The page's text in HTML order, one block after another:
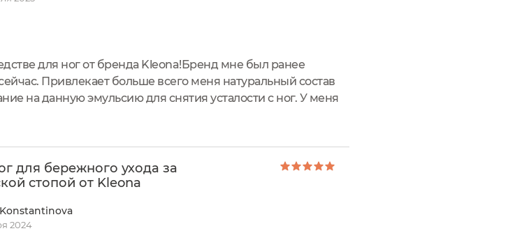
для ног от бренда Kleona!Бренд мне был ранее
Привлекает больше всего меня натуральный состав
на данную эмульсию для снятия усталости с ног. У меня
для бережного ухода за
стопой от Kleona
2024